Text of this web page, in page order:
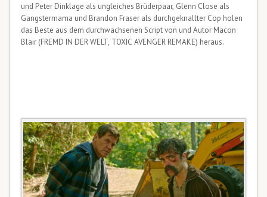
und Peter Dinklage als ungleiches Brüderpaar, Glenn Close als
Gangstermama und Brandon Fraser als durchgeknallter Cop holen
das Beste aus dem durchwachsenen Script von und Autor Macon
Blair (FREMD IN DER WELT, TOXIC AVENGER REMAKE) heraus.